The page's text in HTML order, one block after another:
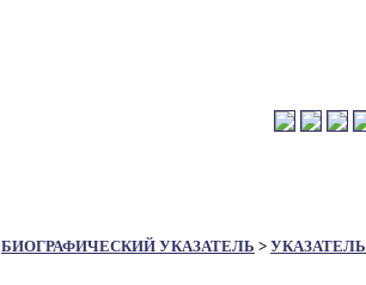
БИОГРАФИЧЕСКИЙ УКАЗАТЕЛЬ >